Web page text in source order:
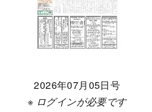
2026年07月05日号
※ ログインが必要です